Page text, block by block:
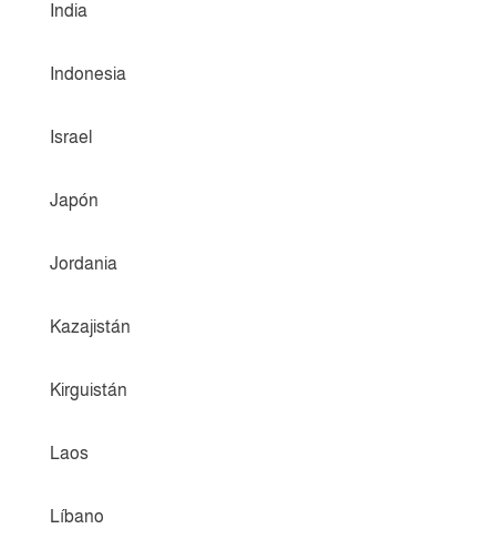
India
Indonesia
Israel
Japón
Jordania
Kazajistán
Kirguistán
Laos
Líbano